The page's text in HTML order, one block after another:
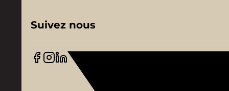
Suivez nous